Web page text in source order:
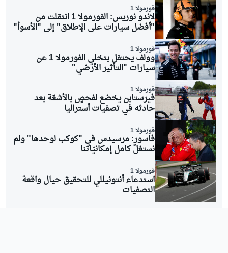
فورمولا 1
لاندو نوريس: الفورمولا 1 انتقلت من
"أفضل سيارات على الإطلاق" إلى "الأسوأ"
فورمولا 1
وولف يحتفل بتخلي الفورمولا 1 عن
سيارات "التأثير الأرضي"
فورمولا 1
فيرستابن يخضع لفحصٍ بالأشعّة بعد
حادثه في تصفيات أستراليا
فورمولا 1
فاسور: مرسيدس في "كوكب لوحدها" ولم
نستغلّ كامل إمكانيّاتنا
فورمولا 1
استدعاء أنتونيللي للتحقيق حيال واقعة
التصفيات